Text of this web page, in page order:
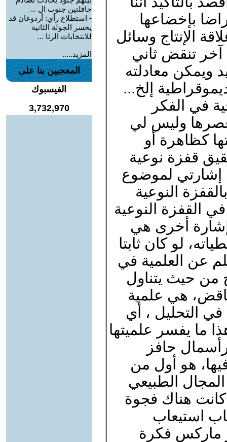
بإخضاعها
الإنتاج وسائل
آخر تنقض ثاني
ويمكن معادلته
إلخ...
في الفكر
وليس لي
كظاهرة أو
قفزة نوعية
إشارتي لموضوع
النوعية
القفزة النوعية
أخرى هي
لو كان ثابتا
عن العلمية في
من حيث يتناول
هي علمية
التحليل ، أي
ما يفسر علميتها
حافز
هو أول من
الطبيعي
هناك فجوة
استيعاب
ماركس فكرة
حافلتين جنوب ال ...
- استطلاع رأي: أردوغان قد
يخسر الجولة الثانية
للانتخابات الرئا ...
المزيد.....
المعجبين بنا على
الفيسبوك
3,732,970